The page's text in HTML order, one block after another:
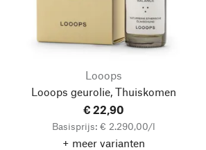
Looops
Looops geurolie, Thuiskomen
€ 22,90
Basisprijs: € 2.290,00/l
+ meer varianten